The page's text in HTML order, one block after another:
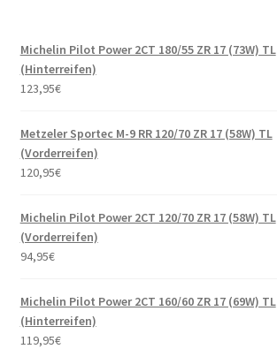
Michelin Pilot Power 2CT 180/55 ZR 17 (73W) TL
(Hinterreifen)
123,95€
Metzeler Sportec M-9 RR 120/70 ZR 17 (58W) TL
(Vorderreifen)
120,95€
Michelin Pilot Power 2CT 120/70 ZR 17 (58W) TL
(Vorderreifen)
94,95€
Michelin Pilot Power 2CT 160/60 ZR 17 (69W) TL
(Hinterreifen)
119,95€